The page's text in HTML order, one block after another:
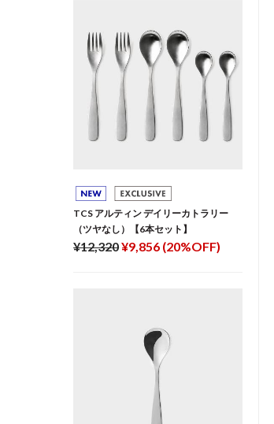
TCS アルティン デイリーカトラリー
（ツヤなし）【6本セット】
¥12,320¥9,856 (20%OFF)